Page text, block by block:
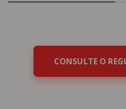
CONSULTE O